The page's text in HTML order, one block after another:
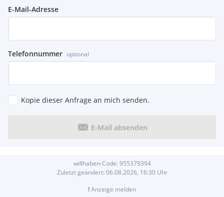
E-Mail-Adresse
Telefonnummer optional
Kopie dieser Anfrage an mich senden.
E-Mail absenden
willhaben-Code: 955379394
Zuletzt geändert: 06.08.2026, 16:30Uhr
!Anzeige melden